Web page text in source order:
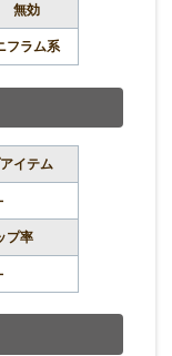
無効
フラム系
イテム
プ率